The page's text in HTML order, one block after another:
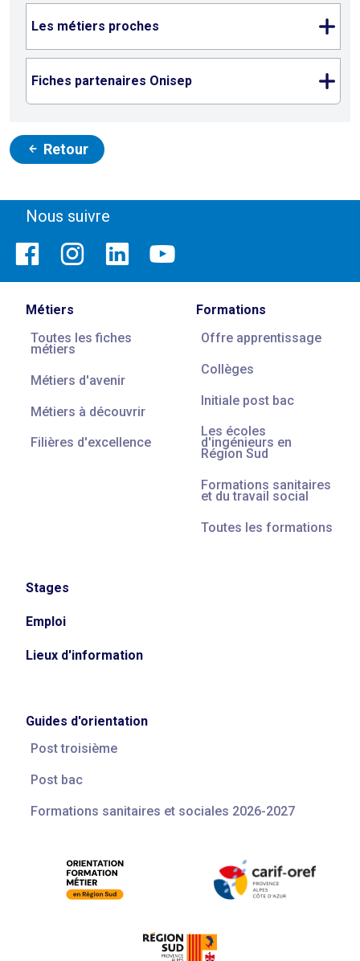
Les métiers proches
Fiches partenaires Onisep
Retour
Nous suivre
Métiers
Toutes les fiches
métiers
Métiers d'avenir
Métiers à découvrir
Filières d'excellence
Formations
Offre apprentissage
Collèges
Initiale post bac
Les écoles
d'ingénieurs en
Région Sud
Formations sanitaires
et du travail social
Toutes les formations
Stages
Emploi
Lieux d'information
Guides d'orientation
Post troisième
Post bac
Formations sanitaires et sociales 2026-2027